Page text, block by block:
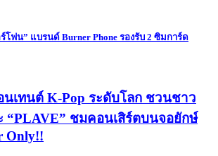
โฟน” แบรนด์ Burner Phone รองรับ 2 ซิมการ์ด
นเทนต์ K-Pop ระดับโลก ชวนชาว
“PLAVE” ชมคอนเสิร์ตบนจอยักษ์
Only!!